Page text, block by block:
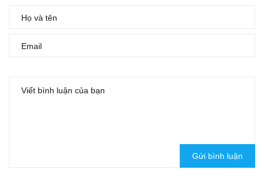
Gửi bình luận